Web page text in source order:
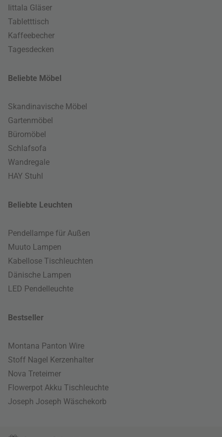
Iittala Gläser
Tabletttisch
Kaffeebecher
Tagesdecken
Beliebte Möbel
Skandinavische Möbel
Gartenmöbel
Büromöbel
Schlafsofa
Wandregale
HAY Stuhl
Beliebte Leuchten
Pendellampe für Außen
Muuto Lampen
Kabellose Tischleuchten
Dänische Lampen
LED Pendelleuchte
Bestseller
Montana Panton Wire
Stoff Nagel Kerzenhalter
Nova Treteimer
Flowerpot Akku Tischleuchte
Joseph Joseph Wäschekorb